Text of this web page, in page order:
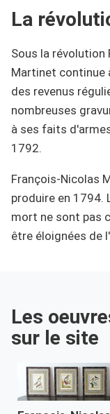
La
Sous la révolution
Martinet continue
des revenus
nombreuses
à ses faits
1792.
François-Nicolas
produire en 1794.
mort ne sont pas
être éloignées de
Les
sur le site